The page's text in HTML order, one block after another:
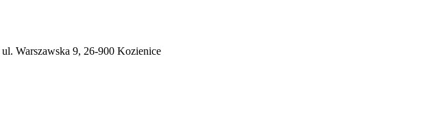
ul. Warszawska 9, 26-900 Kozienice